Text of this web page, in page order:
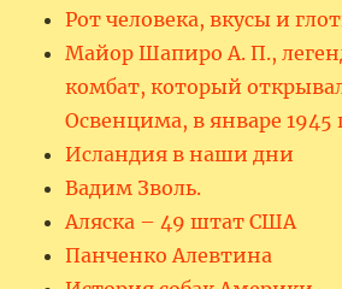
Рот человека, вкусы и
Майор Шапиро А. П.,
комбат, который
Освенцима, в январе 1945
Исландия в наши дни
Вадим Зволь.
Аляска – 49 штат США
Панченко Алевтина